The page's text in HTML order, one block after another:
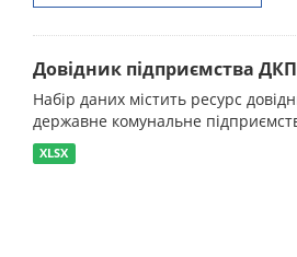
Довідник підприємства
Набір даних містить ресурс
державне комунальне
XLSX